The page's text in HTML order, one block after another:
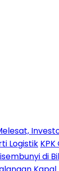
Logistik
di